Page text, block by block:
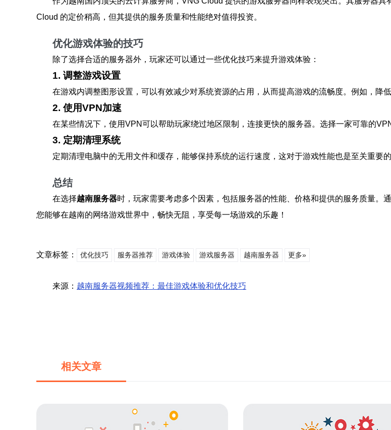
Cloud 的定价稍高，但其提供的服务质量和性能绝对值得投资。
优化游戏体验的技巧
除了选择合适的服务器外，玩家还可以通过一些优化技巧来提升游戏体验：
1. 调整游戏设置
在游戏内调整图形设置，可以有效减少对系统资源的占用，从而提高游戏的流畅度。例如，降
2. 使用VPN加速
在某些情况下，使用VPN可以帮助玩家绕过地区限制，连接更快的服务器。选择一家可靠的
3. 定期清理系统
定期清理电脑中的无用文件和缓存，能够保持系统的运行速度，这对于游戏性能也是至关重要
总结
在选择越南服务器时，玩家需要考虑多个因素，包括服务器的性能、价格和提供的服务质量
您能够在越南的网络游戏世界中，畅快无阻，享受每一场游戏的乐趣！
文章标签： 优化技巧 服务器推荐 游戏体验 游戏服务器 越南服务器 更多»
来源： 越南服务器视频推荐：最佳游戏体验和优化技巧
相关文章